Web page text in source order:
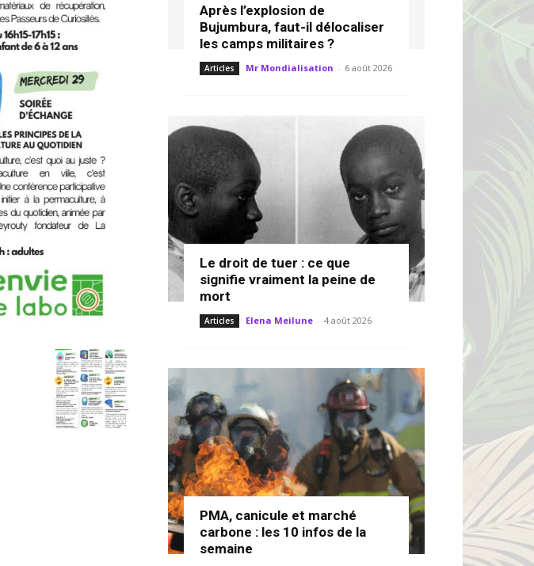
Après l’explosion de
Bujumbura, faut-il délocaliser
les camps militaires ?
Articles Mr Mondialisation - 6 août 2026
Le droit de tuer : ce que
signifie vraiment la peine de
mort
Articles Elena Meilune - 4 août 2026
PMA, canicule et marché
carbone : les 10 infos de la
semaine